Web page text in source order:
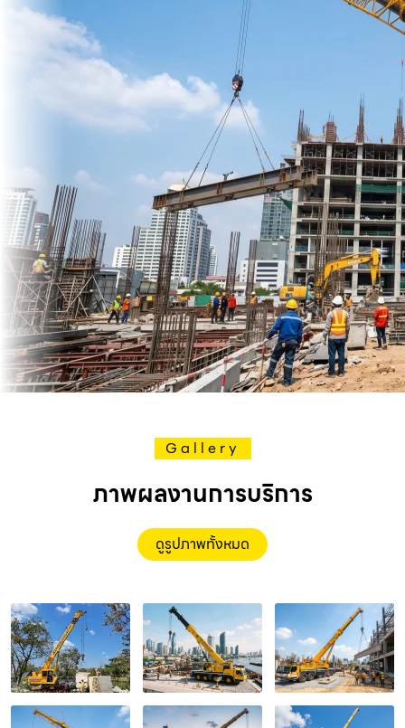
Gallery
ภาพผลงานการบริการ
ดูรูปภาพทั้งหมด